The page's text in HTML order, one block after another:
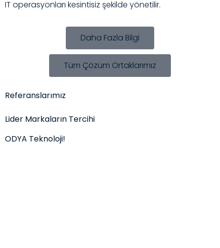
IT operasyonları kesintisiz şekilde yönetilir.
Daha Fazla Bilgi
Tüm Çözüm Ortaklarımız
Referanslarımız
Lider Markaların Tercihi
ODYA Teknoloji!